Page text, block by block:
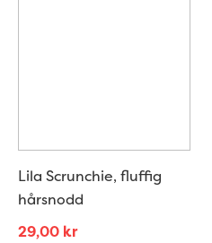
Lila Scrunchie, fluffig
hårsnodd
29,00 kr